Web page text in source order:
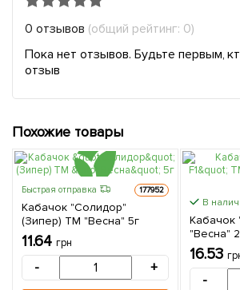
0 отзывов (общий рейтинг: 0)
Пока нет отзывов. Будьте первым,
отзыв
Похожие товары
Быстрая отправка 177952
Кабачок "Солидор"
(Зипер) ТМ "Весна" 5г
11.64 грн
- +
В
Кабачок
"Весна"
16.53
-